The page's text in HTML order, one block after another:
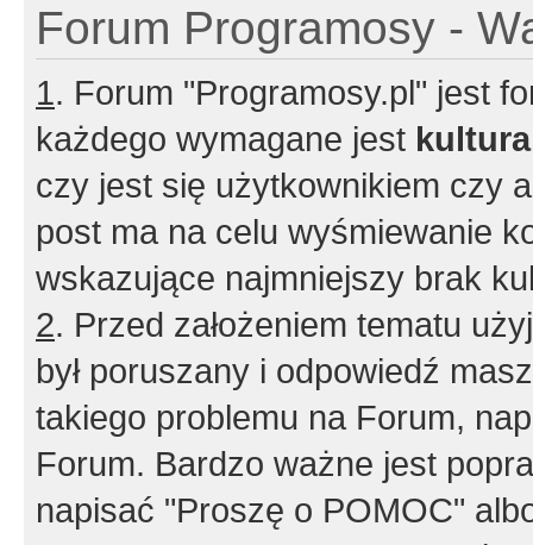
Forum Programosy -
1. Forum "Programosy.pl" jest
każdego wymagane jest
czy jest się użytkownikiem czy
post ma na celu wyśmiewanie
wskazujące najmniejszy brak
2. Przed założeniem tematu
był poruszany i odpowiedź
takiego problemu na Forum,
Forum. Bardzo ważne jest
napisać "Proszę o POMOC"